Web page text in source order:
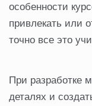
особенности
привлекать или
точно все это
При разработке
деталях и